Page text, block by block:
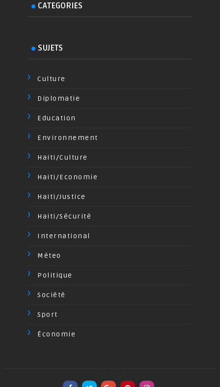
CATEGORIES
SUJETS
Culture
Diplomatie
Education
Environnement
Haiti/Culture
Haiti/Economie
Haiti/Justice
Haiti/Sécurité
International
Méteo
Politique
Société
Sport
Économie